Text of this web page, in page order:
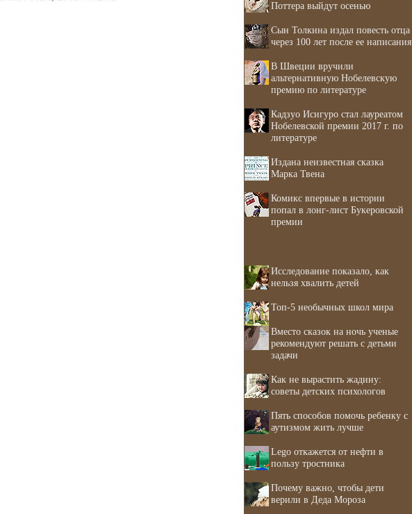
Поттера выйдут осенью
Сын Толкина издал повесть отца
через 100 лет после ее написания
В Швеции вручили
альтернативную Нобелевскую
премию по литературе
Кадзуо Исигуро стал лауреатом
Нобелевской премии 2017 г. по
литературе
Издана неизвестная сказка
Марка Твена
Комикс впервые в истории
попал в лонг-лист Букеровской
премии
Исследование показало, как
нельзя хвалить детей
Топ-5 необычных школ мира
Вместо сказок на ночь ученые
рекомендуют решать с детьми
задачи
Как не вырастить жадину:
советы детских психологов
Пять способов помочь ребенку с
аутизмом жить лучше
Lego откажется от нефти в
пользу тростника
Почему важно, чтобы дети
верили в Деда Мороза